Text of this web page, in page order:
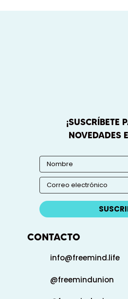
¡SUSCRÍBETE
NOVEDADES
CONTACTO
info@freemind.life
@freemindunion